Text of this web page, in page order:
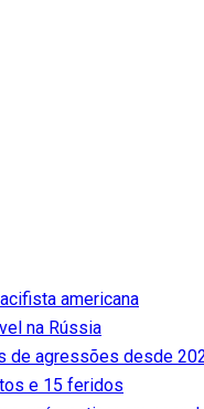
americana
na Rússia
agressões desde
e 15 feridos